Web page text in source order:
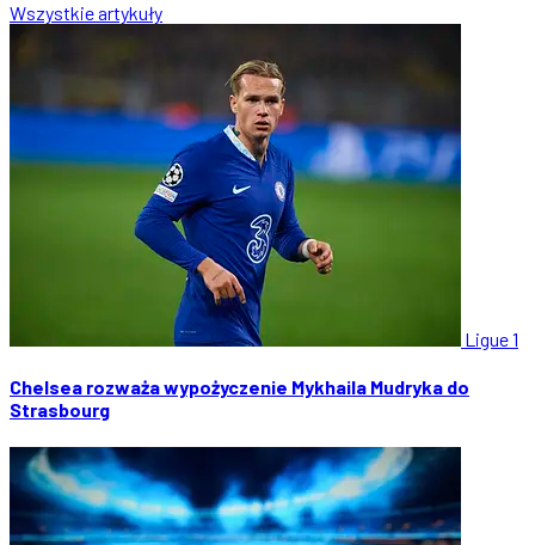
Wszystkie artykuły
Ligue 1
Chelsea rozważa wypożyczenie Mykhaila Mudryka do
Strasbourg